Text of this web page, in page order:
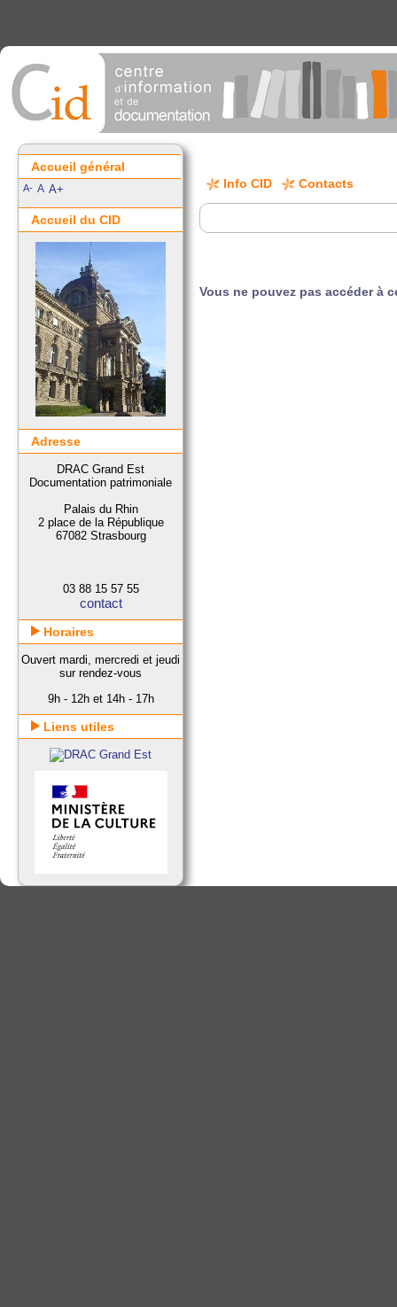
Info CID Contacts
Vous ne pouvez pas accéder à
Accueil général
A- A A+
Accueil du CID
Adresse
DRAC Grand Est
Documentation patrimoniale
Palais du Rhin
2 place de la République
67082 Strasbourg
03 88 15 57 55
contact
Horaires
Ouvert mardi, mercredi et jeudi
sur rendez-vous
9h - 12h et 14h - 17h
Liens utiles